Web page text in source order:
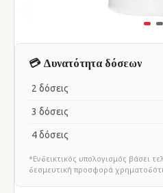
💳 Δυνατότητα δόσεων
2 δόσεις
3 δόσεις
4 δόσεις
*Ενδεικτικός υπολογισμός βάσει
δεσμευτική προσφορά